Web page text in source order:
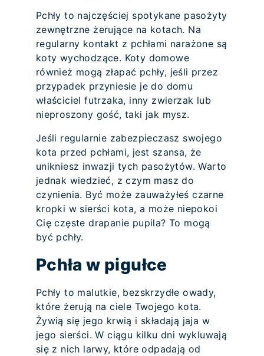
Pchły to najczęściej spotykane pasożyty
zewnętrzne żerujące na kotach. Na
regularny kontakt z pchłami narażone są
koty wychodzące. Koty domowe
również mogą złapać pchły, jeśli przez
przypadek przyniesie je do domu
właściciel futrzaka, inny zwierzak lub
nieproszony gość, taki jak mysz.
Jeśli regularnie zabezpieczasz swojego
kota przed pchłami, jest szansa, że
unikniesz inwazji tych pasożytów. Warto
jednak wiedzieć, z czym masz do
czynienia. Być może zauważyłeś czarne
kropki w sierści kota, a może niepokoi
Cię częste drapanie pupila? To mogą
być pchły.
Pchła w pigułce
Pchły to malutkie, bezskrzydłe owady,
które żerują na ciele Twojego kota.
Żywią się jego krwią i składają jaja w
jego sierści. W ciągu kilku dni wykluwają
się z nich larwy, które odpadają od